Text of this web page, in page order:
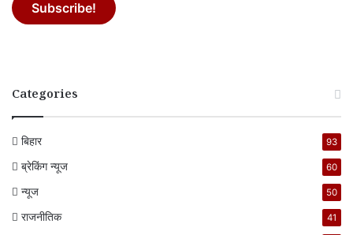
Categories
बिहार 93
ब्रेकिंग न्यूज 60
न्यूज 50
राजनीतिक 41